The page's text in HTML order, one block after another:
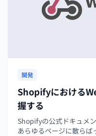
開発
Shopifyにおける
握する
Shopifyの公式ドキュメ
あらゆるページに散ら